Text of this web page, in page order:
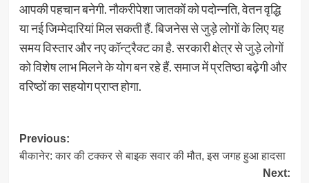
आपकी पहचान बनेगी. नौकरीपेशा जातकों को पदोन्नति, वेतन वृद्धि
या नई जिम्मेदारियां मिल सकती हैं. बिजनेस से जुड़े लोगों के लिए यह
समय विस्तार और नए कॉन्ट्रैक्ट का है. सरकारी क्षेत्र से जुड़े लोगों
को विशेष लाभ मिलने के योग बन रहे हैं. समाज में प्रतिष्ठा बढ़ेगी और
वरिष्ठों का सहयोग प्राप्त होगा.
Post
navigation
Previous:
बीकानेर: कार की टक्कर से बाइक सवार की मौत, इस जगह हुआ हादसा
Next: